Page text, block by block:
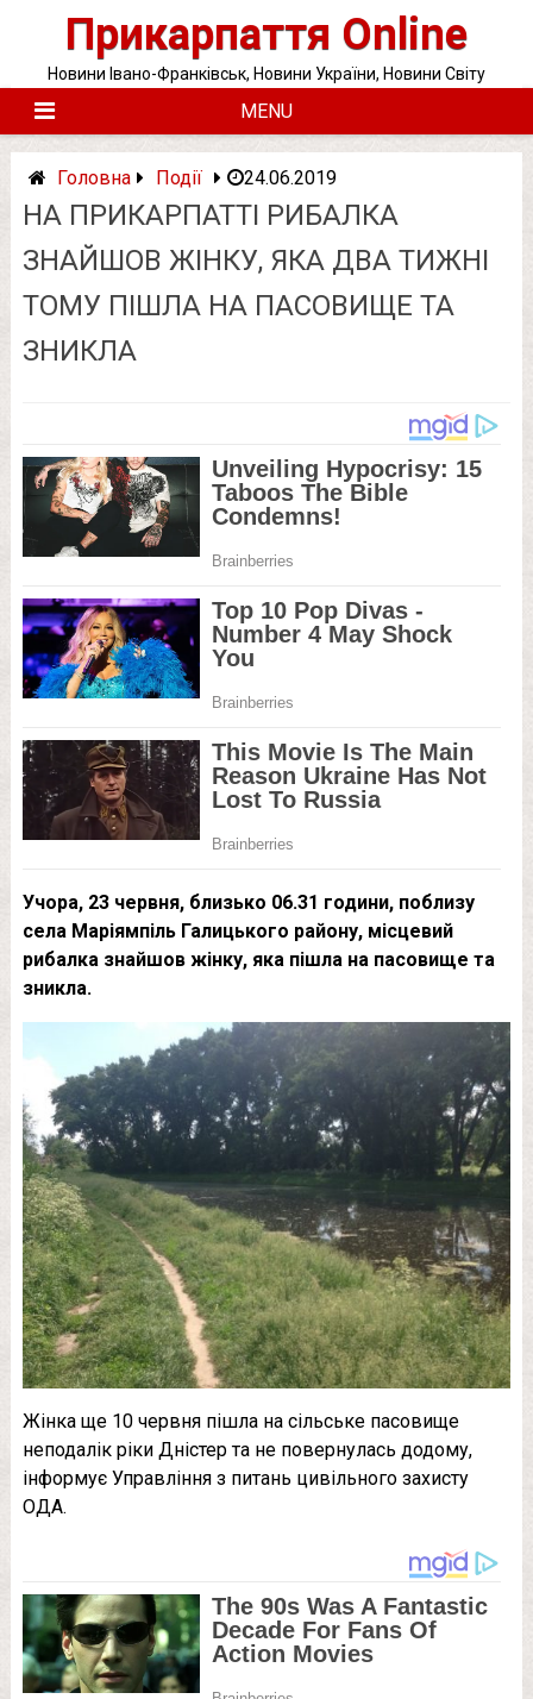
Прикарпаття Online
Новини Івано-Франківськ, Новини України, Новини Світу
MENU
Головна Події 24.06.2019
НА ПРИКАРПАТТІ РИБАЛКА
ЗНАЙШОВ ЖІНКУ, ЯКА ДВА ТИЖНІ
ТОМУ ПІШЛА НА ПАСОВИЩЕ ТА
ЗНИКЛА
Учора, 23 червня, близько 06.31 години, поблизу
села Маріямпіль Галицького району, місцевий
рибалка знайшов жінку, яка пішла на пасовище та
зникла.
Жінка ще 10 червня пішла на сільське пасовище
неподалік ріки Дністер та не повернулась додому,
інформує Управління з питань цивільного захисту
ОДА.